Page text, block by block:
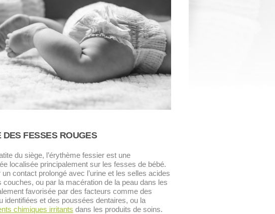
DES FESSES ROUGES
du siège, l’érythème fessier est une
localisée principalement sur les fesses de bébé.
contact prolongé avec l’urine et les selles acides
couches, ou par la macération de la peau dans les
favorisée par des facteurs comme des
identifiées et des poussées dentaires, ou la
chimiques irritants dans les produits de soins.